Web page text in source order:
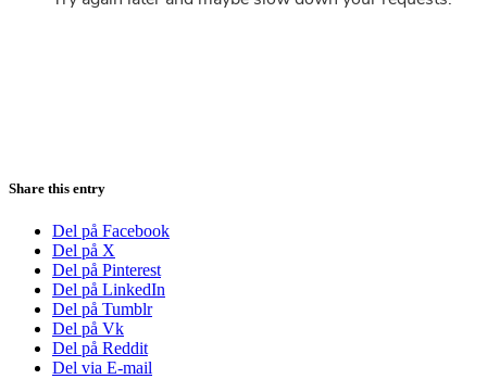
Share this entry
Del på Facebook
Del på X
Del på Pinterest
Del på LinkedIn
Del på Tumblr
Del på Vk
Del på Reddit
Del via E-mail